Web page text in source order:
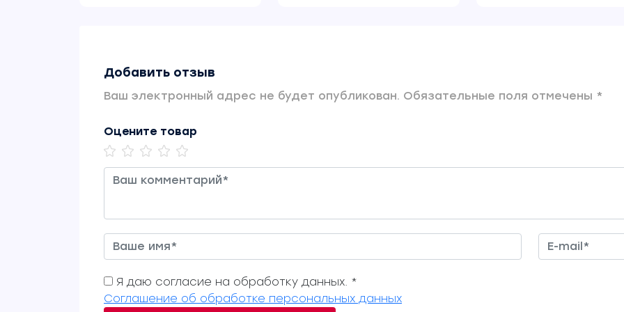
Добавить отзыв
Ваш электронный адрес не будет опубликован. Обязательные поля отмечены *
Оцените товар
Я даю согласие на обработку данных. *
Соглашение об обработке персональных данных